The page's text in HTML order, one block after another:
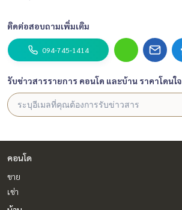
ติดต่อสอบถามเพิ่มเติม
094-745-1414
รับข่าวสารรายการ คอนโด และบ้าน ราคาโดนใจ
คอนโด
ขาย
เช่า